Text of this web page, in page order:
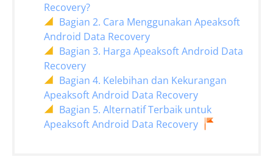
Recovery?
Bagian 2. Cara Menggunakan Apeaksoft
Android Data Recovery
Bagian 3. Harga Apeaksoft Android Data
Recovery
Bagian 4. Kelebihan dan Kekurangan
Apeaksoft Android Data Recovery
Bagian 5. Alternatif Terbaik untuk
Apeaksoft Android Data Recovery